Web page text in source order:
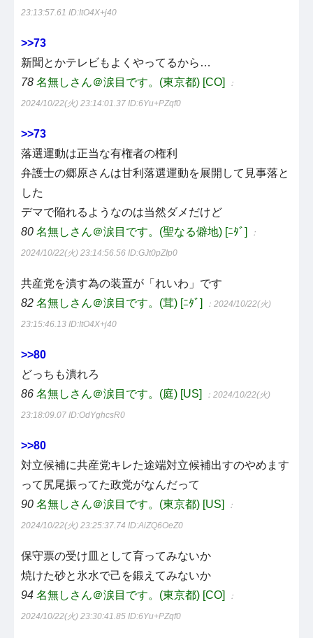
23:13:57.61 ID:ItO4X+j40
>>73
新聞とかテレビもよくやってるから…
78 名無しさん＠涙目です。(東京都) [CO] ：
2024/10/22(火) 23:14:01.37 ID:6Yu+PZqf0
>>73
落選運動は正当な有権者の権利
弁護士の郷原さんは甘利落選運動を展開して見事落と
した
デマで陥れるようなのは当然ダメだけど
80 名無しさん＠涙目です。(聖なる僻地) [ﾆﾀﾞ] ：
2024/10/22(火) 23:14:56.56 ID:GJt0pZIp0
共産党を潰す為の装置が「れいわ」です
82 名無しさん＠涙目です。(茸) [ﾆﾀﾞ] ：2024/10/22(火)
23:15:46.13 ID:ItO4X+j40
>>80
どっちも潰れろ
86 名無しさん＠涙目です。(庭) [US] ：2024/10/22(火)
23:18:09.07 ID:OdYghcsR0
>>80
対立候補に共産党キレた途端対立候補出すのやめます
って尻尾振ってた政党がなんだって
90 名無しさん＠涙目です。(東京都) [US] ：
2024/10/22(火) 23:25:37.74 ID:AiZQ6OeZ0
保守票の受け皿として育ってみないか
焼けた砂と氷水で己を鍛えてみないか
94 名無しさん＠涙目です。(東京都) [CO] ：
2024/10/22(火) 23:30:41.85 ID:6Yu+PZqf0